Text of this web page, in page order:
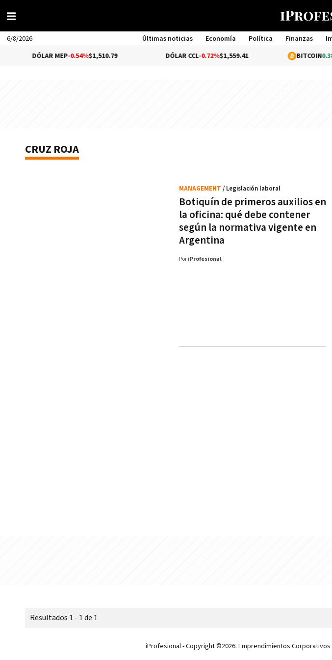
6/8/2026 Últimas noticias Economía Política Finanzas
DÓLAR MEP-0.54%$1,510.79 DÓLAR CCL-0.72%$1,559.41 BITCOIN0.38%
CRUZ ROJA
Botiquín de primeros auxilios en
la oficina: qué debe contener
según la normativa vigente en
Argentina
MANAGEMENT / Legislación laboral
Por iProfesional
Resultados 1 - 1 de 1
iProfesional - Copyright ©2026. Emprendimientos